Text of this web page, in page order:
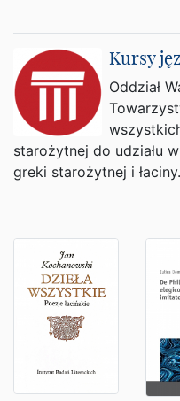
Kursy
Oddział
starożytnej do udziału
greki starożytnej i łaciny.